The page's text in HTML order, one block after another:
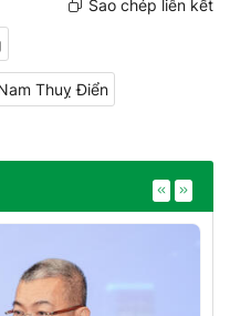
Sao chép liên kết
Thuỵ Điển